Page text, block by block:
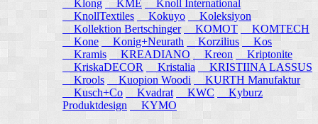
Klong
KME
Knoll International
KnollTextiles
Kokuyo
Koleksiyon
Kollektion Bertschinger KOMOT
KOMTECH
Kone
Konig+Neurath Korzilius
Kos
Kramis
KREADIANO Kreon
Kriptonite
KriskaDECOR
Kristalia
KRISTIINA LASSUS
Krools
Kuopion Woodi
KURTH Manufaktur
Kusch+Co
Kvadrat KWC
Kyburz
Produktdesign
KYMO